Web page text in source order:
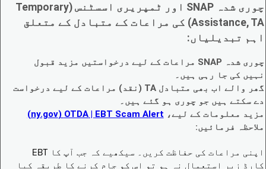
چوری شدہ SNAP اور ٹمپریری اسسٹنس (Temporary
Assistance, TA) کی مراعات کے متبادل کے متعلق
اہم تبدیلیاں:
چوری شدہ SNAP مراعات کے لیے درخواستیں مزید قبول
نہیں کی جا رہی ہیں۔
گھر والے اب بھی متبادل TA (نقد) مراعات کے لیے درخواست
دے سکتے ہیں جو چوری ہو گئے ہیں۔
مزید معلومات کے لیے، EBT Scam Alert ‏| OTDA ‏(ny.gov)
ملاحظہ فرمائیں:
اپنی مراعات کی حفاظت کریں۔ سیکھیے کہ جب آپ کا EBT
کارڈ زیر استعمال نہ ہو تو اس کو جام کرنے کا طریقہ کیا